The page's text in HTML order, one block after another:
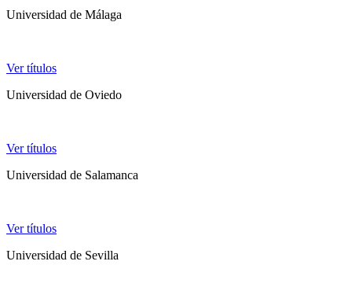
Universidad de Málaga
Ver títulos
Universidad de Oviedo
Ver títulos
Universidad de Salamanca
Ver títulos
Universidad de Sevilla